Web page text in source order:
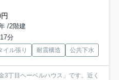
/2階建
分
イル張り 耐震構造 公共下水
3丁目ヘーベルハウス」です。近く